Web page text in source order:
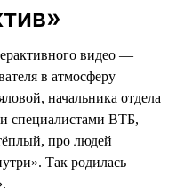
видео —
в атмосферу
начальника отдела
специалистами ВТБ,
про людей
Так родилась